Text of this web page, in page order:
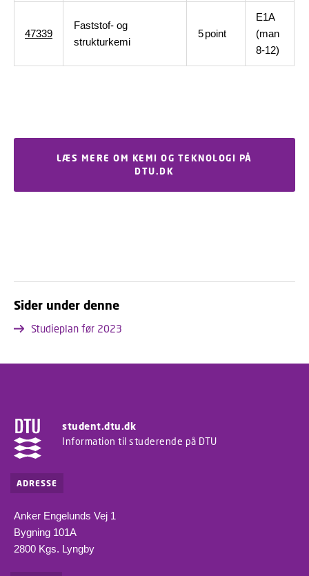
47339
Faststof- og
strukturkemi
5point
E1A
(man
8-12)
LÆS MERE OM KEMI OG TEKNOLOGI PÅ
DTU.DK
Sider under denne
Studieplan før 2023
student.dtu.dk
Information til studerende på DTU
ADRESSE
Anker Engelunds Vej 1
Bygning 101A
2800 Kgs. Lyngby